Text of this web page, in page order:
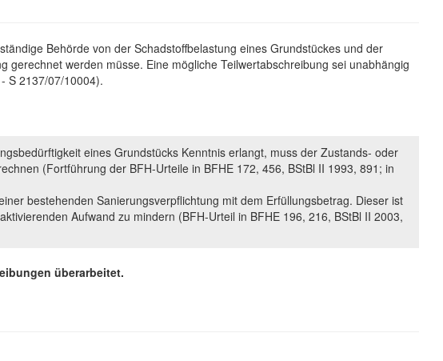
Behörde von der Schadstoffbelastung eines Grundstückes und der
werden müsse. Eine mögliche Teilwertabschreibung sei unabhängig
S 2137/07/10004).
eines Grundstücks Kenntnis erlangt, muss der Zustands- oder
(Fortführung der BFH-Urteile in BFHE 172, 456, BStBl II 1993, 891; in
bestehenden Sanierungsverpflichtung mit dem Erfüllungsbetrag. Dieser ist
Aufwand zu mindern (BFH-Urteil in BFHE 196, 216, BStBl II 2003,
überarbeitet.